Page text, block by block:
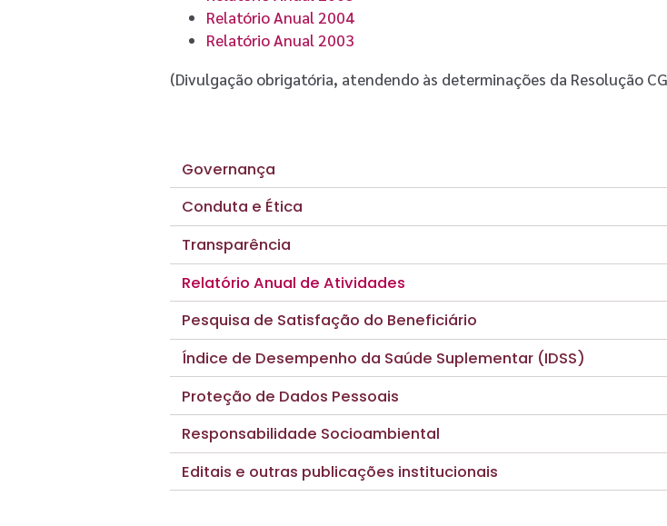
Relatório Anual 2004
Relatório Anual 2003
(Divulgação obrigatória, atendendo às determinações da Resolução
Governança
Conduta e Ética
Transparência
Relatório Anual de Atividades
Pesquisa de Satisfação do Beneficiário
Índice de Desempenho da Saúde Suplementar (IDSS)
Proteção de Dados Pessoais
Responsabilidade Socioambiental
Editais e outras publicações institucionais